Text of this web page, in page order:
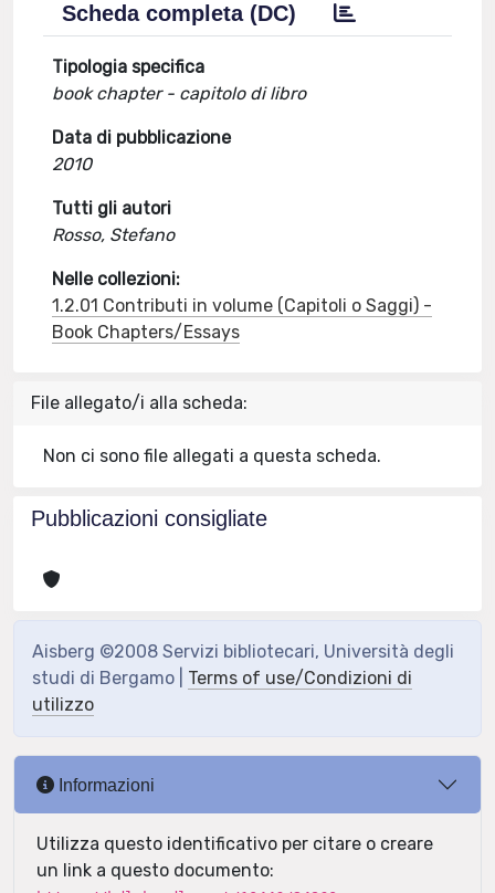
Scheda completa (DC)
Tipologia specifica
book chapter - capitolo di libro
Data di pubblicazione
2010
Tutti gli autori
Rosso, Stefano
Nelle collezioni:
1.2.01 Contributi in volume (Capitoli o Saggi) -
Book Chapters/Essays
File allegato/i alla scheda:
Non ci sono file allegati a questa scheda.
Pubblicazioni consigliate
Aisberg ©2008 Servizi bibliotecari, Università degli
studi di Bergamo | Terms of use/Condizioni di
utilizzo
Informazioni
Utilizza questo identificativo per citare o creare
un link a questo documento: